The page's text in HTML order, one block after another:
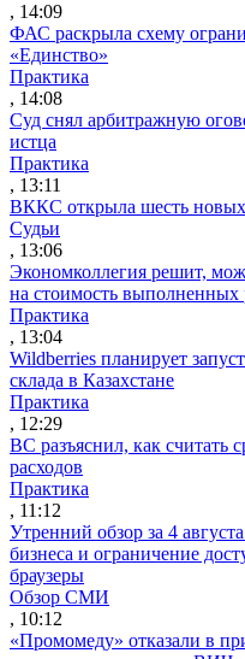
, 14:09
ФАС раскрыла схему
«Единство»
Практика
, 14:08
Суд снял арбитражную
истца
Практика
, 13:11
ВККС открыла шесть новых
Судьи
, 13:06
Экономколлегия решит,
на стоимость выполненных
Практика
, 13:04
Wildberries планирует
склада в Казахстане
Практика
, 12:29
ВС разъяснил, как считать
расходов
Практика
, 11:12
Утренний обзор за 4
бизнеса и ограничение
браузеры
Обзор СМИ
, 10:12
«Промомеду» отказали в